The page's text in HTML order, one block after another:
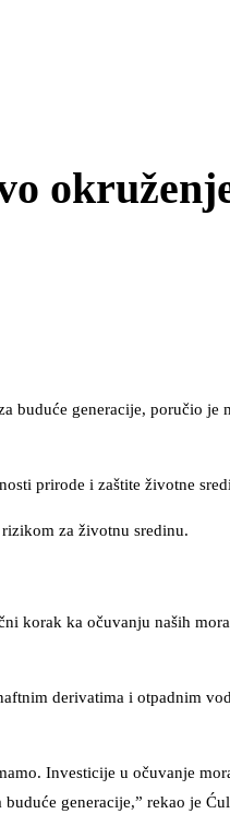
buduće generacije, poručio je
prirode i zaštite životne
za životnu sredinu.
korak ka očuvanju naših
derivatima i otpadnim
Investicije u očuvanje
generacije,” rekao je